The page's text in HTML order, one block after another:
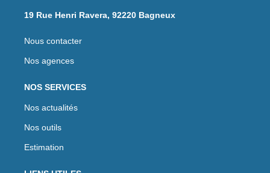
19 Rue Henri Ravera, 92220 Bagneux
Nous contacter
Nos agences
NOS SERVICES
Nos actualités
Nos outils
Estimation